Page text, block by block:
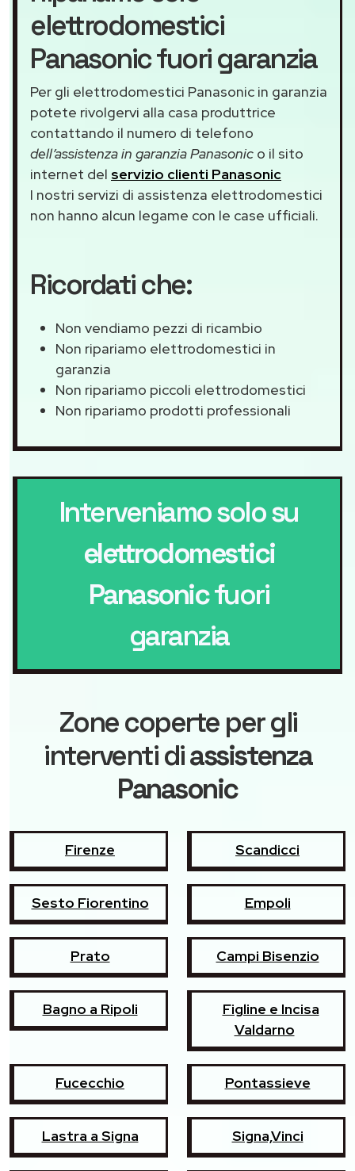
elettrodomestici
Panasonic fuori garanzia
Per gli elettrodomestici Panasonic in garanzia
potete rivolgervi alla casa produttrice
contattando il numero di telefono
dell’assistenza in garanzia Panasonic o il sito
internet del servizio clienti Panasonic
I nostri servizi di assistenza elettrodomestici
non hanno alcun legame con le case ufficiali.
Ricordati che:
Non vendiamo pezzi di ricambio
Non ripariamo elettrodomestici in
garanzia
Non ripariamo piccoli elettrodomestici
Non ripariamo prodotti professionali
Interveniamo solo su
elettrodomestici
Panasonicfuori
garanzia
Zone coperte per gli
interventi diassistenza
Panasonic
Firenze Scandicci
Sesto Fiorentino Empoli
Prato Campi Bisenzio
Bagno a Ripoli
Figline e Incisa
Valdarno
Fucecchio Pontassieve
Lastra a Signa Signa,Vinci